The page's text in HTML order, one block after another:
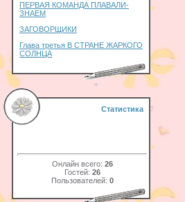
ПЕРВАЯ КОМАНДА ПЛАВАЛИ-
ЗНАЕМ
ЗАГОВОРЩИКИ
Глава третья В СТРАНЕ ЖАРКОГО
СОЛНЦА
Статистика
Онлайн всего: 26
Гостей: 26
Пользователей: 0